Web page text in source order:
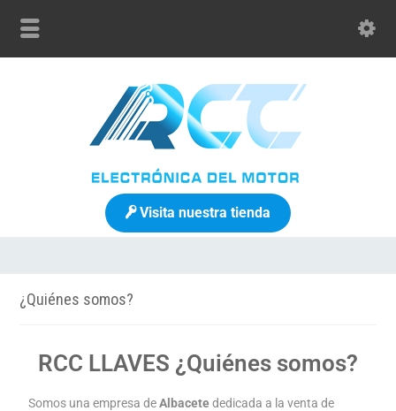
Visita nuestra tienda
¿Quiénes somos?
RCC LLAVES ¿Quiénes somos?
Somos una empresa deAlbacetededicada a la venta de